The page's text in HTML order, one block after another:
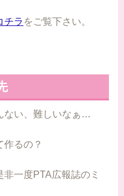
チラ をご覧下さい。
ない、難しいなぁ…
作るの？
一度PTA広報誌のミ